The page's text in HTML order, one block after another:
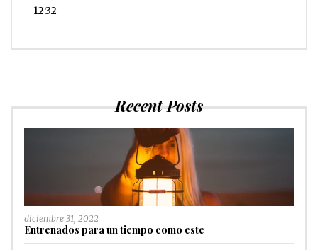
12:32
Recent Posts
diciembre 31, 2022
Entrenados para un tiempo como este